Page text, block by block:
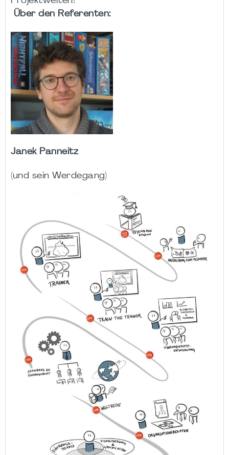
Über den Referenten:
Janek Panneitz
(und sein Werdegang)